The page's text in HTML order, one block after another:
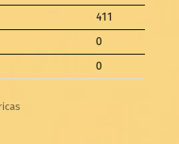
411
0
0